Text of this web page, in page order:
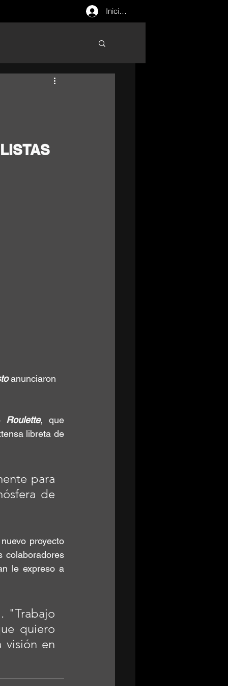
Iniciar sesión
anunciaron
Roulette, que
libreta de
para
de
proyecto
colaboradores
le expreso a
"Trabajo
quiero
visión en